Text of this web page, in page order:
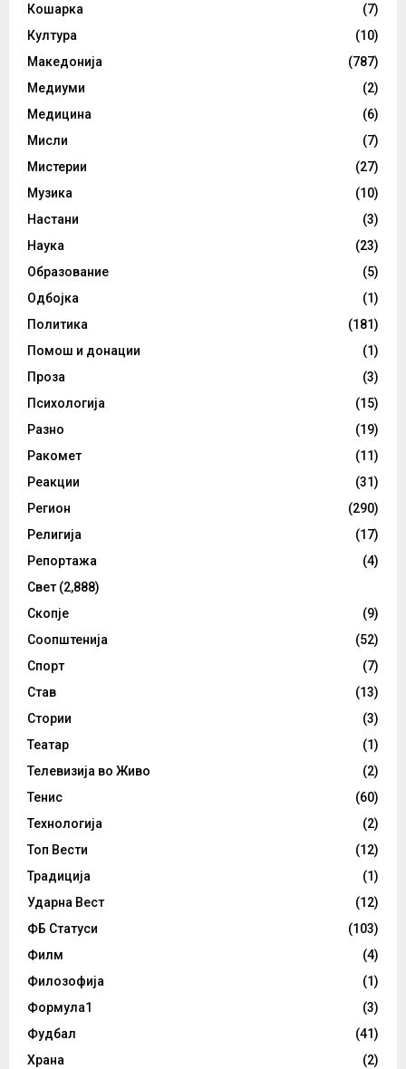
Кошарка
(7)
Култура
(10)
Македонија
(787)
Медиуми
(2)
Медицина
(6)
Мисли
(7)
Мистерии
(27)
Музика
(10)
Настани
(3)
Наука
(23)
Образование
(5)
Одбојка
(1)
Политика
(181)
Помош и донации
(1)
Проза
(3)
Психологија
(15)
Разно
(19)
Ракомет
(11)
Реакции
(31)
Регион
(290)
Религија
(17)
Репортажа
(4)
Свет (2,888)
Скопје
(9)
Соопштенија
(52)
Спорт
(7)
Став
(13)
Стории
(3)
Театар
(1)
Телевизија во Живо
(2)
Тенис
(60)
Технологија
(2)
Топ Вести
(12)
Традиција
(1)
Ударна Вест
(12)
ФБ Статуси
(103)
Филм
(4)
Филозофија
(1)
Формула1
(3)
Фудбал
(41)
Храна
(2)